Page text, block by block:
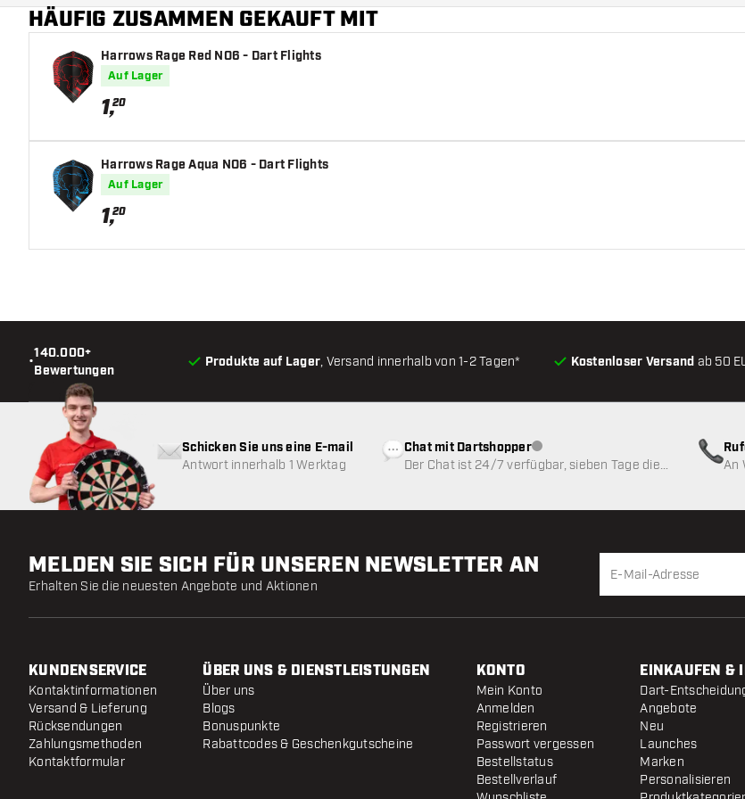
Hauptfarbe
HÄUFIG ZUSAMMEN GEKAUFT MIT
Harrows Rage Red NO6 - Dart Flights
Auf Lager
1,20
Harrows Rage Aqua NO6 - Dart Flights
Auf Lager
1,20
•
140.000+
Bewertungen
Produkte auf Lager, Versand innerhalb von 1-2 Tagen* Kostenloser Versand ab 50
Schicken Sie uns eine E-mail
Antwort innerhalb 1 Werktag
Chat mit DartshopperKundenservice nicht verfügbar
Der Chat ist 24/7 verfügbar, sieben Tage die
An
MELDEN SIE SICH FÜR UNSEREN NEWSLETTER AN
Erhalten Sie die neuesten Angebote und Aktionen
KUNDENSERVICE
Kontaktinformationen
Versand & Lieferung
Rücksendungen
Zahlungsmethoden
Kontaktformular
ÜBER UNS & DIENSTLEISTUNGEN
Über uns
Blogs
Bonuspunkte
Rabattcodes & Geschenkgutscheine
KONTO
Mein Konto
Anmelden
Registrieren
Passwort vergessen
Bestellstatus
Bestellverlauf
EINKAUFEN &
Dart-
Angebote
Neu
Launches
Marken
Personalisieren